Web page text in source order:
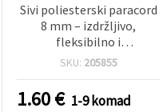
Sivi poliesterski paracord
8 mm – izdržljivo,
fleksibilno i
višenamjensko uže za
SKU: 205855
1.60€ 1-9 komad